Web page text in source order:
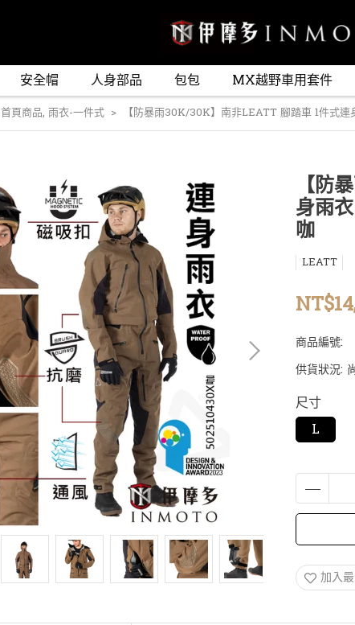
安全帽 人身部品 包包 MX越野車用套件
首頁商品, 雨衣-一件式 【防暴雨30K/30K】南非LEATT 腳踏車 1件式
【防
身雨
咖
LEATT
商品編號:
供貨狀況:
尺寸
L
加入